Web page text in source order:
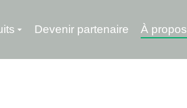
Devenir partenaire À propos